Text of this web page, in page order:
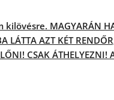
kilövésre. MAGYARÁN
LÁTTA AZT KÉT
CSAK ÁTHELYEZNI!